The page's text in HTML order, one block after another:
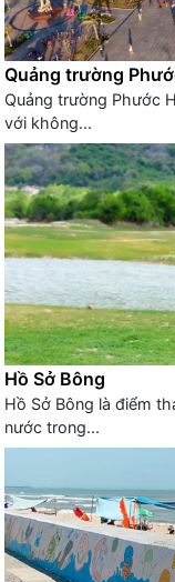
Quảng trường
Quảng trường Phước
với không...
Hồ Sở Bông
Hồ Sở Bông là điểm
nước trong...